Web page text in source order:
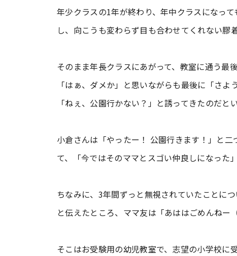
年少クラスの1年が終わり、年中クラスになっ
し、向こうも変わらず目も合わせてくれない膠
そのまま年長クラスにあがって、教室に通う最
「はぁ、ダメか」と思いながらも最後に「さ
「ねぇ、公園行かない？」と誘ってきたのだとい
小倉さんは「やったー！ 公園行きます！」と
て、「今ではそのママとスゴい仲良しになった
ちなみに、3年間ずっと無視されていたことに
と伝えたところ、ママ友は「あははごめんねー
そこはお受験用の幼児教室で、志望の小学校に